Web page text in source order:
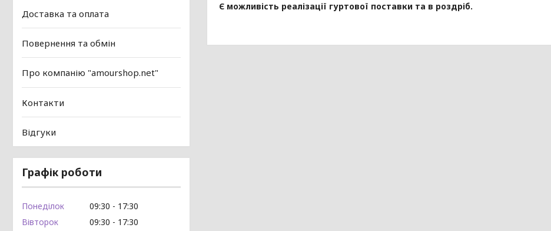
Є можливість реалізації гуртової поставки та в роздріб.
Доставка та оплата
Повернення та обмін
Про компанію "amourshop.net"
Контакти
Відгуки
Графік роботи
Понеділок 09:30
17:30
Вівторок
09:30
17:30